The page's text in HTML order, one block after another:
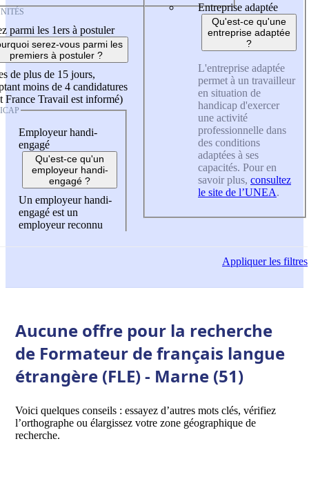
parmi les 1ers à postuler
serez-vous parmi les
premiers à postuler ?
de plus de 15 jours,
moins de 4 candidatures
France Travail est informé)
Employeur handi-
engagé
Qu'est-ce qu'un
employeur handi-
engagé ?
Un employeur handi-
engagé est un
employeur reconnu
Entreprise adaptée
Qu'est-ce qu'une
entreprise adaptée
?
L'entreprise adaptée
permet à un travailleur
en situation de
handicap d'exercer
une activité
professionnelle dans
des conditions
adaptées à ses
capacités. Pour en
savoir plus, consultez
le site de l’UNEA.
Appliquerles filtres
Aucune offre pour la recherche
de Formateur de français langue
étrangère (FLE) - Marne (51)
Voici quelques conseils : essayez d’autres mots clés, vérifiez
l’orthographe ou élargissez votre zone géographique de
recherche.